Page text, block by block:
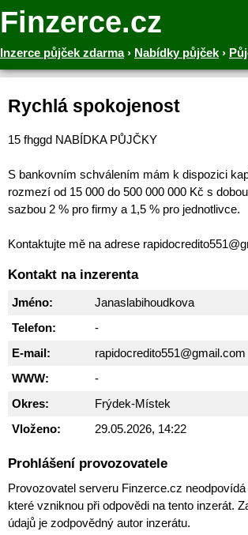
Finzerce.cz
Inzerce půjček zdarma› Nabídky půjček ›
Rychlá spokojenost
15 fhggd NABÍDKA PŮJČKY
S bankovním schválením mám k dispozici
rozmezí od 15 000 do 500 000 000 Kč s
sazbou 2 % pro firmy a 1,5 % pro jednotlivce.
Kontaktujte mě na adrese
Kontakt na inzerenta
Jméno:
Janaslabihoudkova
Telefon:
-
E-mail:
rapidocredito551@gmail.com
WWW:
-
Okres:
Frýdek-Místek
Vloženo:
29.05.2026, 14:22
Prohlášení provozovatele
Provozovatel serveru Finzerce.cz
které vzniknou při odpovědi na tento inzerát.
údajů je zodpovědný autor inzerátu.